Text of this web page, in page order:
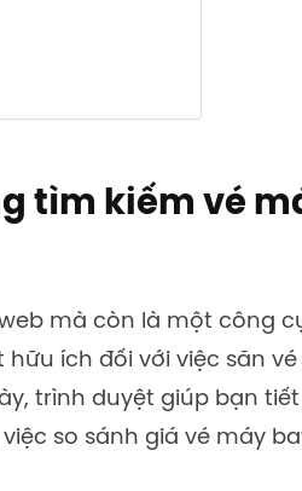
tìm kiếm vé
mà còn là một công
ích đối với việc săn
trình duyệt giúp bạn
so sánh giá vé máy